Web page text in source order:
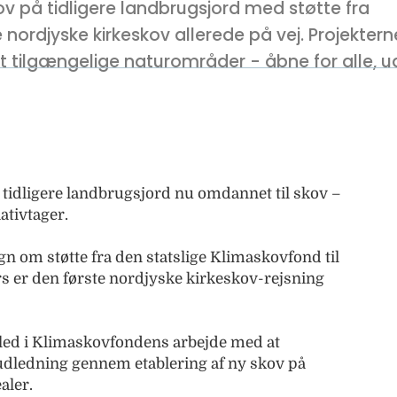
på tidligere landbrugsjord med støtte fra
kirkeskov allerede på vej.
tilgængelige naturområder - åbne for alle,
landbrugsjord nu omdannet til skov –
om støtte fra den statslige Klimaskovfond til
er den første nordjyske kirkeskov-rejsning
i Klimaskovfondens arbejde med at
gennem etablering af ny skov på